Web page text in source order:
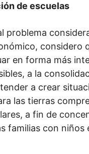
de escuelas
problema
considero
en forma más
a la
a crear
las tierras
a fin de
familias con niños